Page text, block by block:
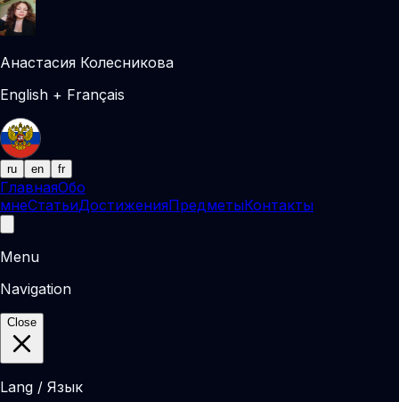
Анастасия Колесникова
English + Français
ru en fr
ГлавнаяОбо
мнеСтатьиДостиженияПредметыКонтакты
Menu
Navigation
Close
Lang / Язык